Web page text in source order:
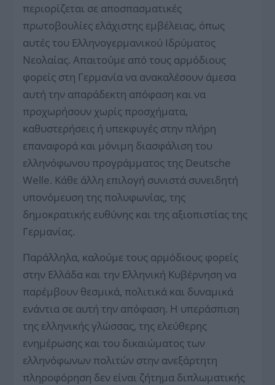
περιορίζεται σε αποσπασματικές
πρωτοβουλίες ελάχιστης εμβέλειας, όπως
αυτές του Ελληνογερμανικού Ιδρύματος
Νεολαίας. Απαιτούμε από τους αρμόδιους
φορείς στη Γερμανία να ανακαλέσουν άμεσα
αυτή την απαράδεκτη απόφαση και να
προχωρήσουν χωρίς προσχήματα,
καθυστερήσεις ή υπεκφυγές στην πλήρη
επαναφορά και μόνιμη διασφάλιση του
ελληνόφωνου προγράμματος της Deutsche
Welle. Κάθε άλλη επιλογή συνιστά συνειδητή
υπονόμευση της πολυφωνίας, της
δημοκρατικής ευθύνης και της αξιοπιστίας της
Γερμανίας.
Παράλληλα, καλούμε τους αρμόδιους φορείς
στην Ελλάδα και την Ελληνική Κυβέρνηση να
παρέμβουν θεσμικά, πολιτικά και δυναμικά
ενάντια σε αυτή την απόφαση. Η υπεράσπιση
της ελληνικής γλώσσας, της ελεύθερης
ενημέρωσης και του δικαιώματος των
ελληνόφωνων πολιτών στην ανεξάρτητη
πληροφόρηση δεν είναι ζήτημα διπλωματικής